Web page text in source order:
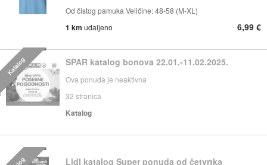
Od čistog pamuka Veličine: 48-58 (M-XL)
1 km udaljeno 6,99 €
SPAR katalog bonova 22.01.-11.02.2025.
Ova ponuda je neaktivna
32 stranica
Katalog
Katalog
Lidl katalog Super ponuda od četvrtka